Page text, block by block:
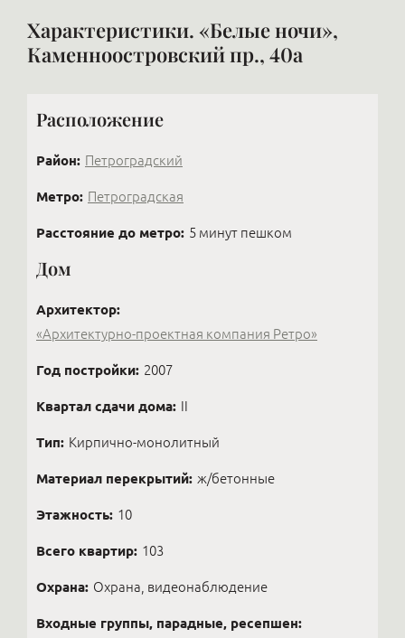
Характеристики. «Белые ночи»,
Каменноостровский пр., 40а
Расположение
Район: Петроградский
Метро: Петроградская
Расстояние до метро: 5 минут пешком
Дом
Архитектор:
«Архитектурно-проектная компания Ретро»
Год постройки: 2007
Квартал сдачи дома: II
Тип: Кирпично-монолитный
Материал перекрытий: ж/бетонные
Этажность: 10
Всего квартир: 103
Охрана: Охрана, видеонаблюдение
Входные группы, парадные, ресепшен: